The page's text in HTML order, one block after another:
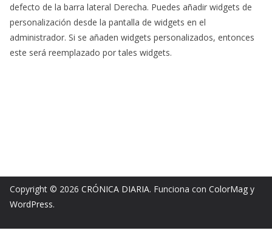
defecto de la barra lateral Derecha. Puedes añadir widgets de
personalización desde la pantalla de widgets en el
administrador. Si se añaden widgets personalizados, entonces
este será reemplazado por tales widgets.
Copyright © 2026 CRÓNICA DIARIA. Funciona con ColorMag y
WordPress.